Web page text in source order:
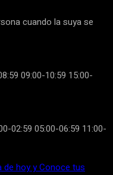
cuando la suya se
09:00-10:59 15:00-
02:59 05:00-06:59 11:00-
hoy y Conoce tus